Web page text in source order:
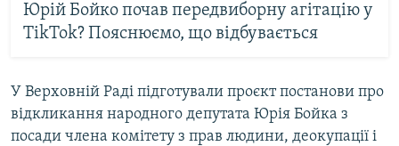
Юрій Бойко почав передвиборну агітацію у
TikTok? Пояснюємо, що відбувається
У Верховній Раді підготували проєкт постанови про
відкликання народного депутата Юрія Бойка з
посади члена комітету з прав людини, деокупації і